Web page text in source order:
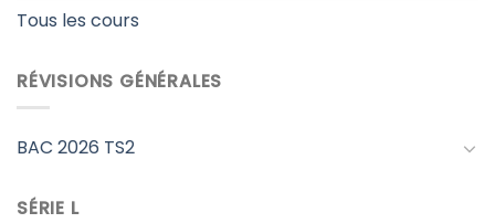
Tous les cours
RÉVISIONS GÉNÉRALES
BAC 2026 TS2
SÉRIE L